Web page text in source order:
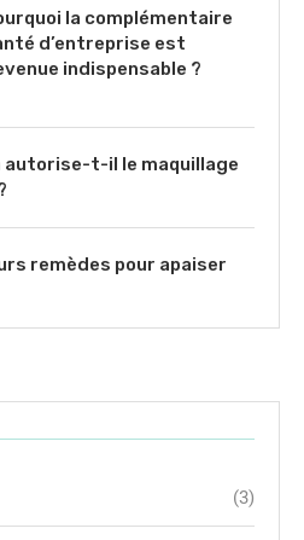
la complémentaire
d’entreprise est
indispensable ?
autorise-t-il le maquillage
remèdes pour apaiser
(3)